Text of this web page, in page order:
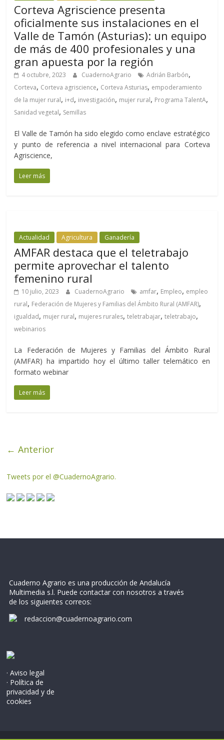
Corteva Agriscience presenta
oficialmente sus instalaciones en el
Valle de Tamón (Asturias): un equipo
de más de 400 profesionales y una
gran apuesta por la región
4 octubre, 2023 CuadernoAgrario Adrián Barbón,
Corteva, Corteva agriscience, Corteva Asturias, empoderamiento
de la mujer rural, i+d, investigación, mujer rural, Programa TalentA,
Sanidad vegetal, Semillas
El Valle de Tamón ha sido elegido como enclave estratégico
y punto de referencia a nivel internacional para Corteva
Agriscience,
Leer más
Actualidad Agricultura Ganadería
AMFAR destaca que el teletrabajo
permite aprovechar el talento
femenino rural
10 julio, 2023 CuadernoAgrario amfar, Empleo, empleo
rural, Federación de Mujeres y Familias del Ámbito Rural (AMFAR),
igualdad, mujer rural, mujeres rurales,teletrabajar,teletrabajo,
webinarios
La Federación de Mujeres y Familias del Ámbito Rural
(AMFAR) ha impartido hoy el último taller telemático en
formato webinar
Leer más
← Anterior
Tweets por el @CuadernoAgrario.
Cuaderno Agrario es una producción de Andalucía
Multimedia s.l. Puede contactar con nosotros a través
de los siguientes correos:
redaccion@cuadernoagrario.com
· Aviso legal
· Política de
privacidad y de
cookies